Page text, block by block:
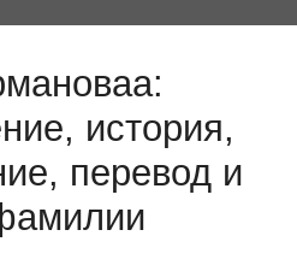
история,
перевод и